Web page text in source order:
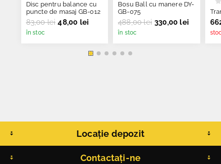
Disc pentru balance cu
puncte de masaj GB-012
83,00 lei 48,00 lei
în stoc
Bosu Ball cu manere DY-
GB-075
488,00 lei 330,00 lei
în stoc
Locație depozit
Contactați-ne